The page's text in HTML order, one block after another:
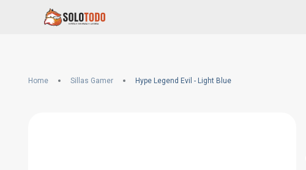
Home Sillas Gamer Hype Legend Evil - Light Blue